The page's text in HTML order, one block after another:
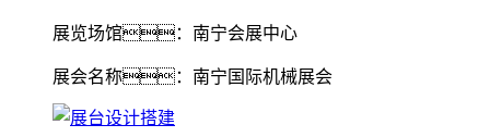
展览场馆：南宁会展中心
展会名称：南宁国际机械展会